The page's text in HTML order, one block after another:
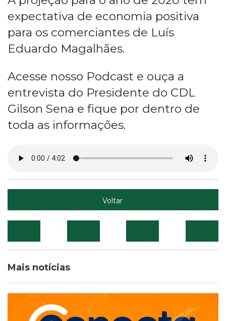
expectativa de economia positiva
para os comerciantes de Luís
Eduardo Magalhães.
Acesse nosso Podcast e ouça a
entrevista do Presidente do CDL
Gilson Sena e fique por dentro de
toda as informações.
Voltar
Mais notícias